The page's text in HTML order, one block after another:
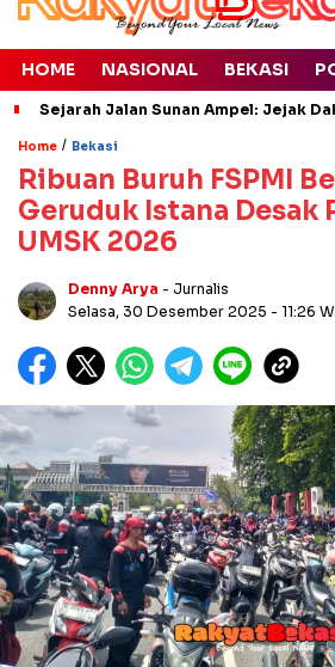
HOME NASIONAL BEKASI
Sejarah Jalan Sunan Ampel: Jejak
Home / Bekasi
Ribuan Buruh FSPMI
Geruduk Istana Desak
UMSK 2026
Denny Arya - Jurnalis
Selasa, 30 Desember 2025 - 11:26